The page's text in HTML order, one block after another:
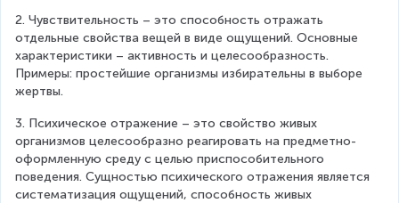
2. Чувствительность – это способность отражать
отдельные свойства вещей в виде ощущений. Основные
характеристики – активность и целесообразность.
Примеры: простейшие организмы избирательны в выборе
жертвы.
3. Психическое отражение – это свойство живых
организмов целесообразно реагировать на предметно-
оформленную среду с целью приспособительного
поведения. Сущностью психического отражения является
систематизация ощущений, способность живых